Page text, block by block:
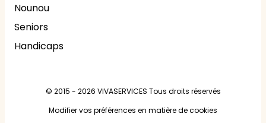
Nounou
Seniors
Handicaps
© 2015 - 2026 VIVASERVICES Tous droits réservés
Modifier vos préférences en matière de cookies